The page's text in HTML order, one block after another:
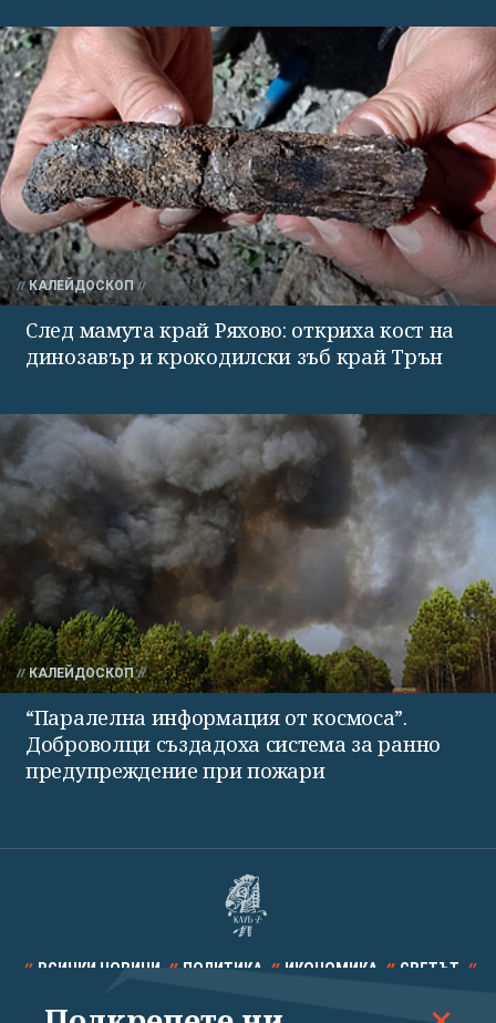
КАЛЕЙДОСКОП
След мамута край Ряхово: откриха кост на
динозавър и крокодилски зъб край Трън
КАЛЕЙДОСКОП
“Паралелна информация от космоса”.
Доброволци създадоха система за ранно
предупреждение при пожари
ВСИЧКИ НОВИНИ ПОЛИТИКА ИКОНОМИКА СВЕТЪТ
СПОРТ КУЛТУРА ТЕХНОЛОГИИ КАЛЕЙДОСКОП